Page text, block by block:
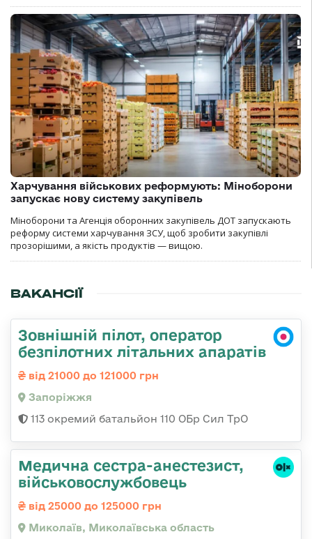
Харчування військових реформують: Міноборони
запускає нову систему закупівель
Міноборони та Агенція оборонних закупівель ДОТ запускають
реформу системи харчування ЗСУ, щоб зробити закупівлі
прозорішими, а якість продуктів — вищою.
ВАКАНСІЇ
Зовнішній пілот, оператор
безпілотних літальних апаратів
від 21000 до 121000 грн
Запоріжжя
113 окремий батальйон 110 ОБр Сил ТрО
Медична сестpа-анестезист,
військовослужбовець
від 25000 до 125000 грн
Миколаїв, Миколаївська область